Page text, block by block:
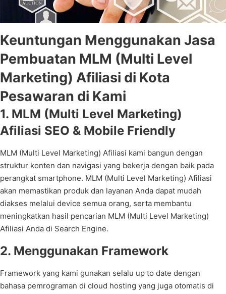
Keuntungan Menggunakan Jasa
Pembuatan MLM (Multi Level
Marketing) Afiliasi di Kota
Pesawaran di Kami
1. MLM (Multi Level Marketing)
Afiliasi SEO & Mobile Friendly
MLM (Multi Level Marketing) Afiliasi kami bangun dengan
struktur konten dan navigasi yang bekerja dengan baik pada
perangkat smartphone. MLM (Multi Level Marketing) Afiliasi
akan memastikan produk dan layanan Anda dapat mudah
diakses melalui device semua orang, serta membantu
meningkatkan hasil pencarian MLM (Multi Level Marketing)
Afiliasi Anda di Search Engine.
2. Menggunakan Framework
Framework yang kami gunakan selalu up to date dengan
bahasa pemrograman di cloud hosting yang juga otomatis di